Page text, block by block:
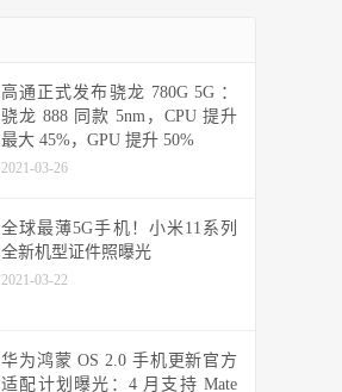
高通正式发布骁龙 780G 5G ：
骁龙 888 同款 5nm，CPU 提升
最大 45%，GPU 提升 50%
2021-03-26
全球最薄5G手机！小米11系列
全新机型证件照曝光
2021-03-22
华为鸿蒙 OS 2.0 手机更新官方
适配计划曝光：4 月支持 Mate